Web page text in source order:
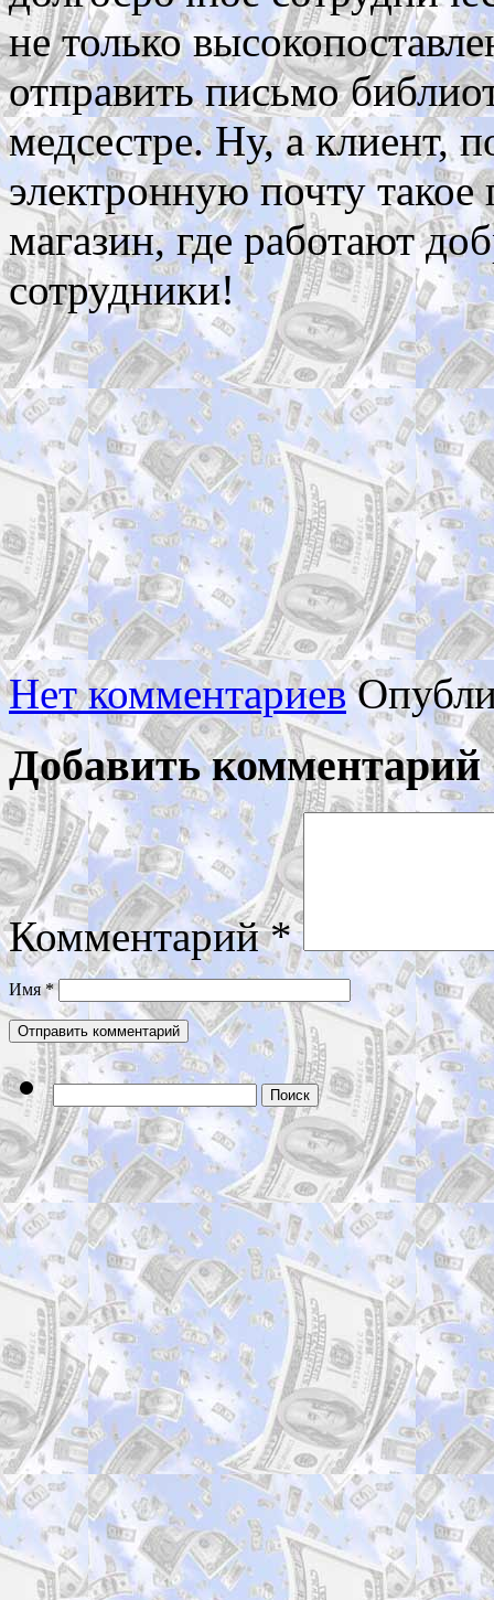
не только
отправить письмо
медсестре. Ну, а клиент,
электронную почту такое
магазин, где работают
сотрудники!
Нет комментариев
Добавить комментарий
Комментарий*
Имя*
Найти: